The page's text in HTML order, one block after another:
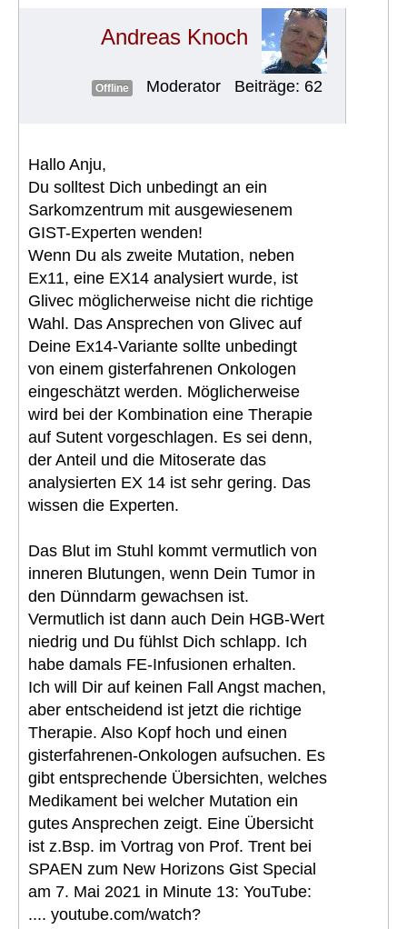
Andreas Knoch
Offline Moderator Beiträge: 62
Hallo Anju,
Du solltest Dich unbedingt an ein
Sarkomzentrum mit ausgewiesenem
GIST-Experten wenden!
Wenn Du als zweite Mutation, neben
Ex11, eine EX14 analysiert wurde, ist
Glivec möglicherweise nicht die richtige
Wahl. Das Ansprechen von Glivec auf
Deine Ex14-Variante sollte unbedingt
von einem gisterfahrenen Onkologen
eingeschätzt werden. Möglicherweise
wird bei der Kombination eine Therapie
auf Sutent vorgeschlagen. Es sei denn,
der Anteil und die Mitoserate das
analysierten EX 14 ist sehr gering. Das
wissen die Experten.
Das Blut im Stuhl kommt vermutlich von
inneren Blutungen, wenn Dein Tumor in
den Dünndarm gewachsen ist.
Vermutlich ist dann auch Dein HGB-Wert
niedrig und Du fühlst Dich schlapp. Ich
habe damals FE-Infusionen erhalten.
Ich will Dir auf keinen Fall Angst machen,
aber entscheidend ist jetzt die richtige
Therapie. Also Kopf hoch und einen
gisterfahrenen-Onkologen aufsuchen. Es
gibt entsprechende Übersichten, welches
Medikament bei welcher Mutation ein
gutes Ansprechen zeigt. Eine Übersicht
ist z.Bsp. im Vortrag von Prof. Trent bei
SPAEN zum New Horizons Gist Special
am 7. Mai 2021 in Minute 13: YouTube:
.... youtube.com/watch?